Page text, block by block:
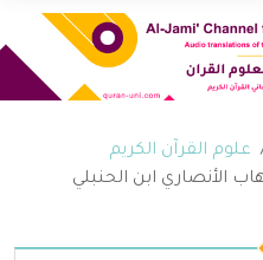
علوم القرآن الكريم
الأنصاري ابن الحنبلي